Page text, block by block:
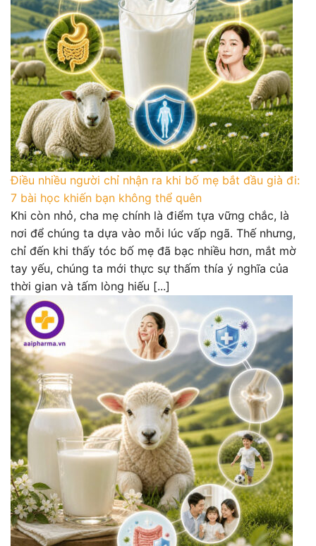
Điều nhiều người chỉ nhận ra khi bố mẹ bắt đầu già đi:
7 bài học khiến bạn không thể quên
Khi còn nhỏ, cha mẹ chính là điểm tựa vững chắc, là
nơi để chúng ta dựa vào mỗi lúc vấp ngã. Thế nhưng,
chỉ đến khi thấy tóc bố mẹ đã bạc nhiều hơn, mắt mờ
tay yếu, chúng ta mới thực sự thấm thía ý nghĩa của
thời gian và tấm lòng hiếu [...]